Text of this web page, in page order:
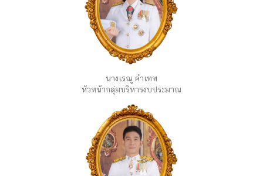
นางเรณู คำเทพ
หัวหน้ากลุ่มบริหารงบประมาณ